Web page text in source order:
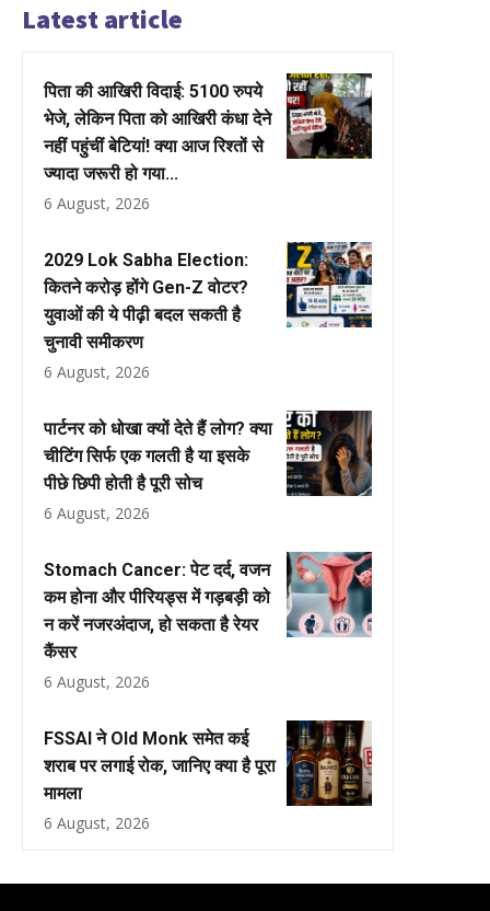
Latest article
पिता की आखिरी विदाई: 5100 रुपये
भेजे, लेकिन पिता को आखिरी कंधा देने
नहीं पहुंचीं बेटियां! क्या आज रिश्तों से
ज्यादा जरूरी हो गया...
6 August, 2026
2029 Lok Sabha Election:
कितने करोड़ होंगे Gen-Z वोटर?
युवाओं की ये पीढ़ी बदल सकती है
चुनावी समीकरण
6 August, 2026
पार्टनर को धोखा क्यों देते हैं लोग? क्या
चीटिंग सिर्फ एक गलती है या इसके
पीछे छिपी होती है पूरी सोच
6 August, 2026
Stomach Cancer: पेट दर्द, वजन
कम होना और पीरियड्स में गड़बड़ी को
न करें नजरअंदाज, हो सकता है रेयर
कैंसर
6 August, 2026
FSSAI ने Old Monk समेत कई
शराब पर लगाई रोक, जानिए क्या है पूरा
मामला
6 August, 2026